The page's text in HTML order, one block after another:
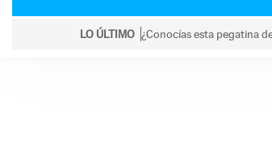
LO ÚLTIMO ¿Conocías esta pegatina